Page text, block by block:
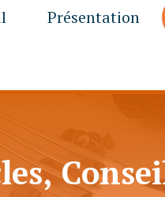
Présentation